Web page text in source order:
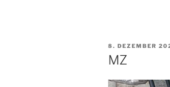
AM
8. DEZEMBER
MZ